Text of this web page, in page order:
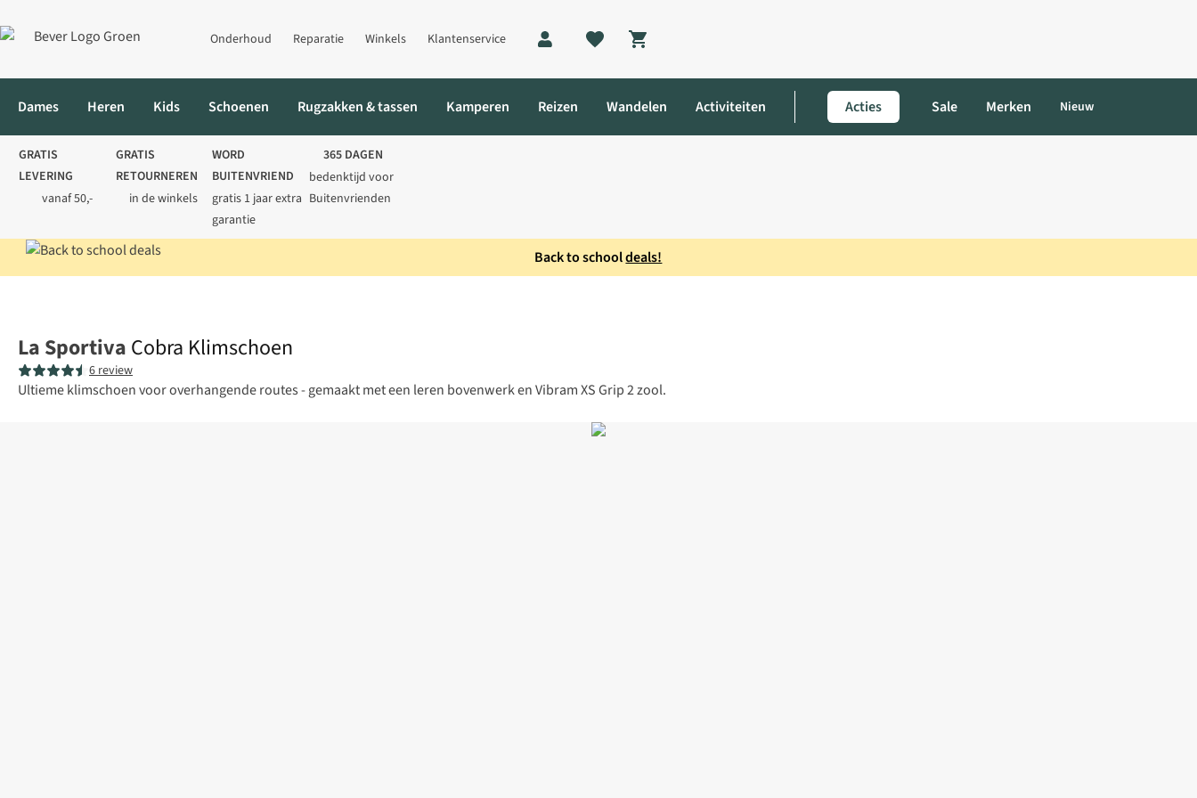
Onderhoud Reparatie Winkels Klantenservice
Shopping cart
Dames Heren Kids Schoenen Rugzakken & tassen Kamperen Reizen Wandelen Activiteiten Acties Sale Merken Nieuw
GRATIS
LEVERING
vanaf 50,-
GRATIS
RETOURNEREN
in de winkels
WORD
BUITENVRIEND
gratis 1 jaar extra
garantie
365 DAGEN
bedenktijd voor
Buitenvrienden
Back to schooldeals!
La Sportiva Cobra Klimschoen
6 review
Ultieme klimschoen voor overhangende routes - gemaakt met een leren bovenwerk en Vibram XS Grip 2 zool.